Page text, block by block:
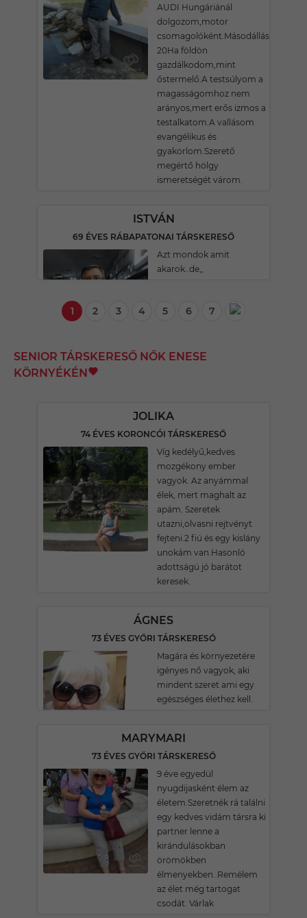
AUDI Hungáriánál
dolgozom,motor
csomagolóként.Másodállásom
20Ha földön
gazdálkodom,mint
őstermelő.A testsúlyom a
magasságomhoz nem
arányos,mert erős izmos a
testalkatom.A vallásom
evangélikus és
gyakorlom.Szerető
megértő hölgy
ismeretségét várom.
ISTVÁN
69 ÉVES RÁBAPATONAI TÁRSKERESŐ
Azt mondok amit
akarok..de,,
1 2 3 4 5 6 7
SENIOR TÁRSKERESŐ NŐK ENESE
KÖRNYÉKÉN
JOLIKA
74 ÉVES KORONCÓI TÁRSKERESŐ
Víg kedélyű,kedves
mozgékony ember
vagyok. Az anyámmal
élek, mert maghalt az
apám. Szeretek
utazni,olvasni rejtvényt
fejteni.2 fiú és egy kislány
unokám van.Hasonló
adottságú jó barátot
keresek.
ÁGNES
73 ÉVES GYŐRI TÁRSKERESŐ
Magára és környezetére
igényes nő vagyok, aki
mindent szeret ami egy
egészséges élethez kell.
MARYMARI
73 ÉVES GYŐRI TÁRSKERESŐ
9 éve egyedül
nyugdijasként élem az
életem.Szeretnék rá találni
egy kedves vidám társra ki
partner lenne a
kirándulásokban
örömökben
élmenyekben..Remélem
az élet még tartogat
csodát. Várlak